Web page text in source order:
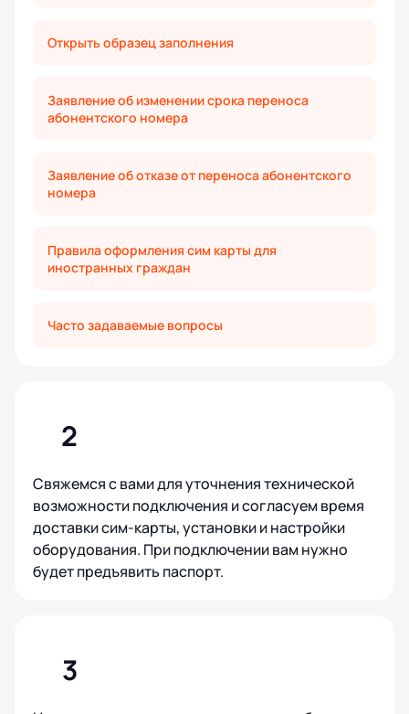
Открыть образец заполнения
Заявление об изменении срока переноса
абонентского номера
Заявление об отказе от переноса абонентского
номера
Правила оформления сим карты для
иностранных граждан
Часто задаваемые вопросы
2
Свяжемся с вами для уточнения технической
возможности подключения и согласуем время
доставки сим-карты, установки и настройки
оборудования. При подключении вам нужно
будет предъявить паспорт.
3